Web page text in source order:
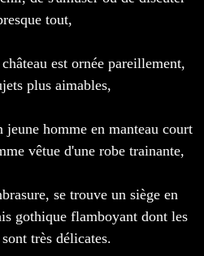
tout,
est ornée pareillement,
plus aimables,
jeune homme en manteau court
vêtue d'une robe trainante,
se trouve un siège en
gothique flamboyant dont les
très délicates.